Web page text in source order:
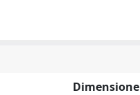
Dimensione